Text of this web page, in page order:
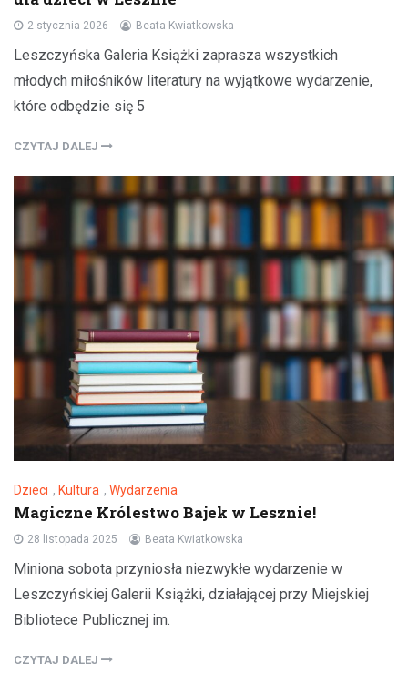
2 stycznia 2026 Beata Kwiatkowska
Leszczyńska Galeria Książki zaprasza wszystkich
młodych miłośników literatury na wyjątkowe wydarzenie,
które odbędzie się 5
CZYTAJ DALEJ
Dzieci , Kultura , Wydarzenia
Magiczne Królestwo Bajek w Lesznie!
28 listopada 2025 Beata Kwiatkowska
Miniona sobota przyniosła niezwykłe wydarzenie w
Leszczyńskiej Galerii Książki, działającej przy Miejskiej
Bibliotece Publicznej im.
CZYTAJ DALEJ